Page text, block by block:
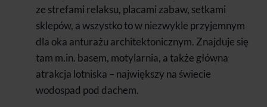
ze strefami relaksu, placami zabaw, setkami
sklepów, a wszystko to w niezwykle przyjemnym
dla oka anturażu architektonicznym. Znajduje się
tam m.in. basem, motylarnia, a także główna
atrakcja lotniska – największy na świecie
wodospad pod dachem.